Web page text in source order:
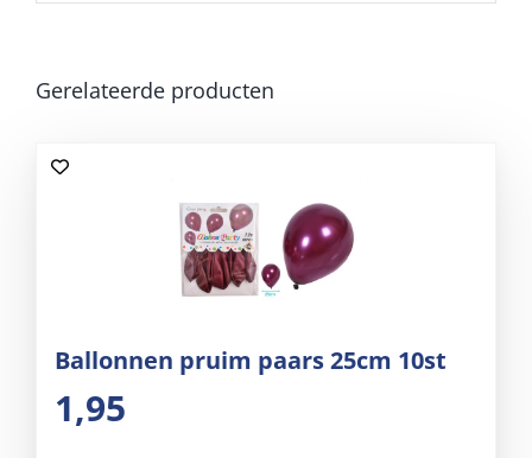
Gerelateerde producten
Ballonnen pruim paars 25cm 10st
1,95